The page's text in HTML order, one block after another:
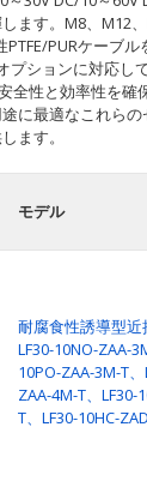
ます。M8、M12
PURケーブ
プションに対応し
全性と効率性を確
に最適なこれら
ます。
モデル
耐腐食性誘導型
LF30-10NO-ZAA-
10PO-ZAA-3M-T
ZAA-4M-T、LF30-
T、LF30-10HC-